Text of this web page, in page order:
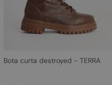
Bota curta destroyed - TERRA